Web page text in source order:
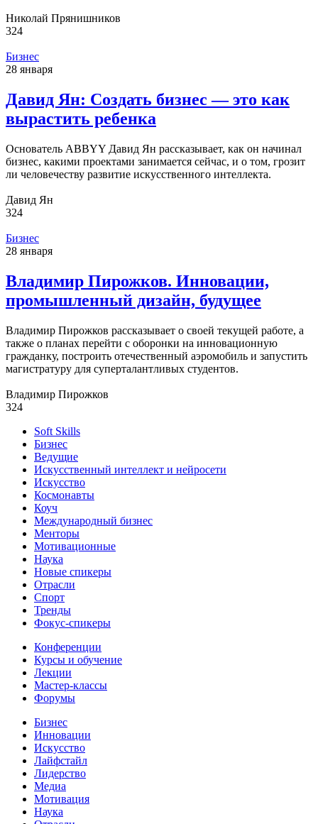
Николай Прянишников
324
Бизнес
28 января
Давид Ян: Создать бизнес — это как
вырастить ребенка
Основатель ABBYY Давид Ян рассказывает, как он начинал
бизнес, какими проектами занимается сейчас, и о том, грозит
ли человечеству развитие искусственного интеллекта.
Давид Ян
324
Бизнес
28 января
Владимир Пирожков. Инновации,
промышленный дизайн, будущее
Владимир Пирожков рассказывает о своей текущей работе, а
также о планах перейти с оборонки на инновационную
гражданку, построить отечественный аэромобиль и запустить
магистратуру для суперталантливых студентов.
Владимир Пирожков
324
Soft Skills
Бизнес
Ведущие
Искусственный интеллект и нейросети
Искусство
Космонавты
Коуч
Международный бизнес
Менторы
Мотивационные
Наука
Новые спикеры
Отрасли
Спорт
Тренды
Фокус-спикеры
Конференции
Курсы и обучение
Лекции
Мастер-классы
Форумы
Бизнес
Инновации
Искусство
Лайфстайл
Лидерство
Медиа
Мотивация
Наука